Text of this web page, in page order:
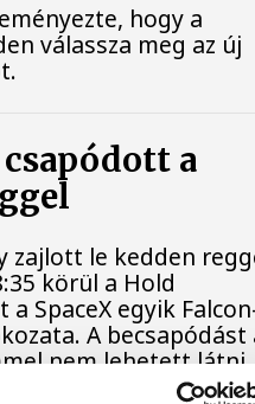
hogy a
válassza meg az új
a
zajlott le kedden
körül a Hold
SpaceX egyik
A becsapódást
nem lehetett
távcsövekkel